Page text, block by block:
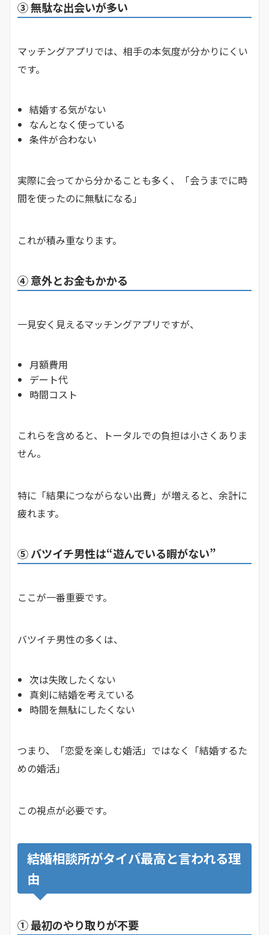
③ 無駄な出会いが多い
マッチングアプリでは、相手の本気度が分かりにくい
です。
結婚する気がない
なんとなく使っている
条件が合わない
実際に会ってから分かることも多く、「会うまでに時
間を使ったのに無駄になる」
これが積み重なります。
④ 意外とお金もかかる
一見安く見えるマッチングアプリですが、
月額費用
デート代
時間コスト
これらを含めると、トータルでの負担は小さくありま
せん。
特に「結果につながらない出費」が増えると、余計に
疲れます。
⑤ バツイチ男性は“遊んでいる暇がない”
ここが一番重要です。
バツイチ男性の多くは、
次は失敗したくない
真剣に結婚を考えている
時間を無駄にしたくない
つまり、「恋愛を楽しむ婚活」ではなく「結婚するた
めの婚活」
この視点が必要です。
結婚相談所がタイパ最高と言われる理
由
① 最初のやり取りが不要